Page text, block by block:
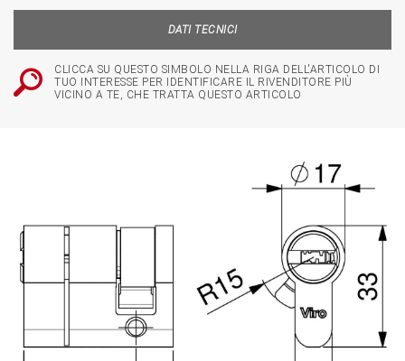
DATI TECNICI
CLICCA SU QUESTO SIMBOLO NELLA RIGA DELL'ARTICOLO DI
TUO INTERESSE PER IDENTIFICARE IL RIVENDITORE PIÙ
VICINO A TE, CHE TRATTA QUESTO ARTICOLO